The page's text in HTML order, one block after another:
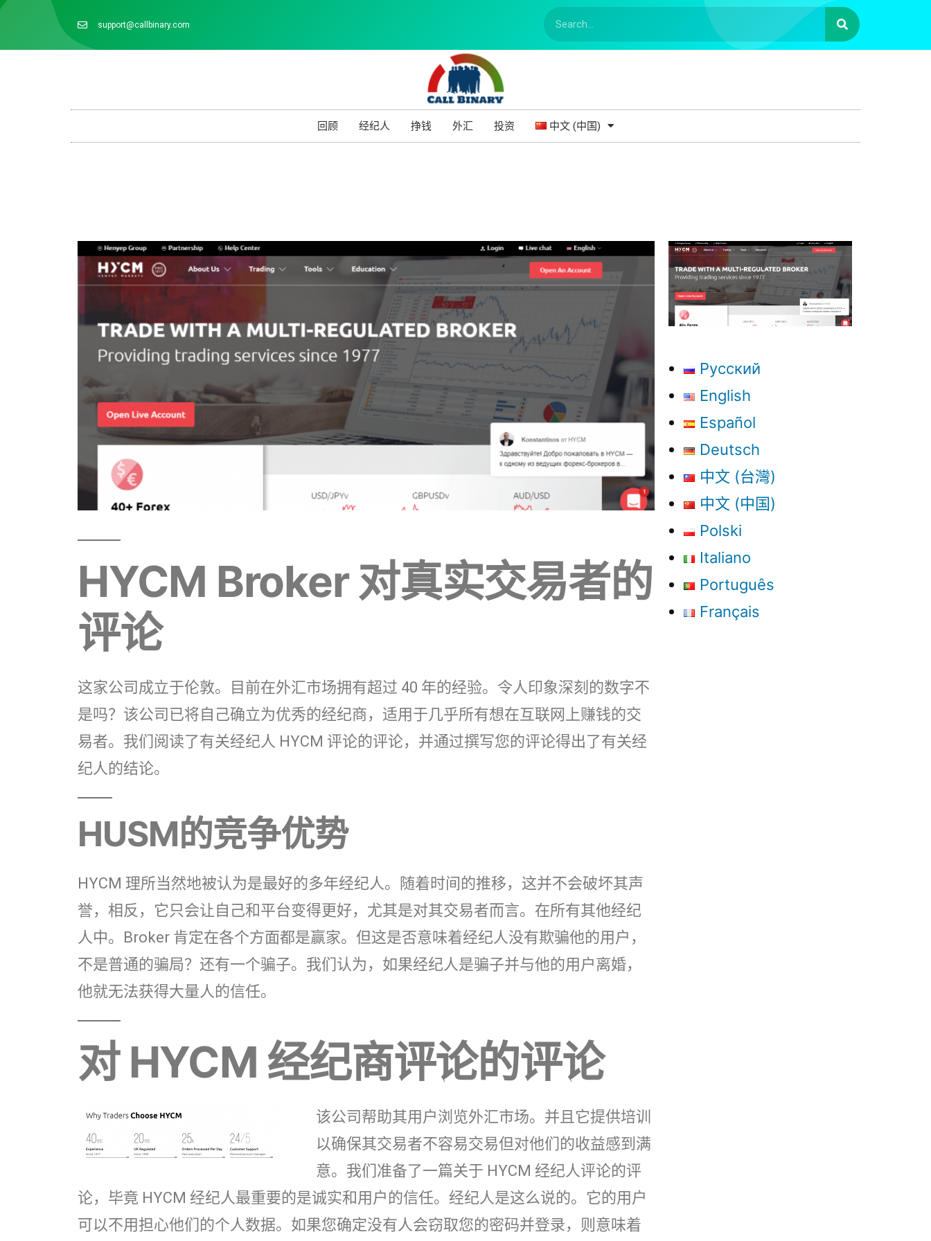
support@callbinary.com
回顾 经纪人 挣钱 外汇 投资 中文 (中国)
HYCM Broker 对真实交易者的
评论
这家公司成立于伦敦。目前在外汇市场拥有超过 40 年的经验。令人印象深刻的数字不
是吗？该公司已将自己确立为优秀的经纪商，适用于几乎所有想在互联网上赚钱的交
易者。我们阅读了有关经纪人 HYCM 评论的评论，并通过撰写您的评论得出了有关经
纪人的结论。
HUSM的竞争优势
HYCM 理所当然地被认为是最好的多年经纪人。随着时间的推移，这并不会破坏其声
誉，相反，它只会让自己和平台变得更好，尤其是对其交易者而言。在所有其他经纪
人中。Broker 肯定在各个方面都是赢家。但这是否意味着经纪人没有欺骗他的用户，
不是普通的骗局？还有一个骗子。我们认为，如果经纪人是骗子并与他的用户离婚，
他就无法获得大量人的信任。
对 HYCM 经纪商评论的评论
该公司帮助其用户浏览外汇市场。并且它提供培训
以确保其交易者不容易交易但对他们的收益感到满
意。我们准备了一篇关于 HYCM 经纪人评论的评
论，毕竟 HYCM 经纪人最重要的是诚实和用户的信任。经纪人是这么说的。它的用户
可以不用担心他们的个人数据。如果您确定没有人会窃取您的密码并登录，则意味着
Русский
English
Español
Deutsch
中文 (台灣)
中文 (中国)
Polski
Italiano
Português
Français